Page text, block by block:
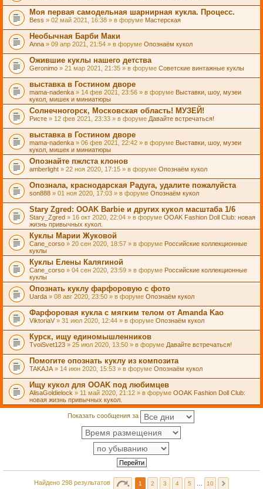
Моя первая самодельная шарнирная кукла. Процесс.
Bess » 02 май 2021, 16:38 » в форуме Мастерская
Необычная Барби Маки
Anna » 09 апр 2021, 21:54 » в форуме Опознаём кукол
Ожившие куклы нашего детства
Geronimo » 21 мар 2021, 21:35 » в форуме Советские винтажные куклы
выставка в Гостином дворе
mama-nadenka » 14 фев 2021, 23:56 » в форуме Выставки, шоу, музеи
кукол, мишек и миниатюры
Солнечногорск, Московская область! МУЗЕЙ!
Ристе » 12 фев 2021, 23:33 » в форуме Давайте встречаться!
выставка в Гостином дворе
mama-nadenka » 06 фев 2021, 22:42 » в форуме Выставки, шоу, музеи
кукол, мишек и миниатюры
Опознайте пжлста клонов
amberlight » 22 ноя 2020, 17:15 » в форуме Опознаём кукол
Опознала, краснодарская Радуга, удалите пожалуйста
son888 » 01 ноя 2020, 17:03 » в форуме Опознаём кукол
Stary Zgred: OOAK Barbie и других кукол масштаба 1/6
Stary_Zgred » 16 окт 2020, 22:04 » в форуме OOAK Fashion Doll Club: новая
жизнь привычных кукол.
Куклы Марии Жуковой
Cane_corso » 20 сен 2020, 18:57 » в форуме Российские коллекционные
куклы
Куклы Елены Калягиной
Cane_corso » 04 сен 2020, 23:59 » в форуме Российские коллекционные
куклы
Опознать куклу фарфоровую с фото
Uarda » 08 авг 2020, 23:50 » в форуме Опознаём кукол
Фарфоровая кукла с мягким телом от Amanda Kao
ViktoriaV» 31 июл 2020, 12:44 » в форуме Опознаём кукол
Курск, ищу единомышленников
TvoiSvet123 » 25 июл 2020, 13:50 » в форуме Давайте встречаться!
Помогите опознать куклу из композита
TAKAJA » 14 июн 2020, 15:53 » в форуме Опознаём кукол
Ищу кукол для OOAK под любимцев
AlisaGoldielock » 11 май 2020, 21:12 » в форуме OOAK Fashion Doll Club:
новая жизнь привычных кукол.
Показать сообщения за
Найдено 298 результатов 1 2 3 4 5 10